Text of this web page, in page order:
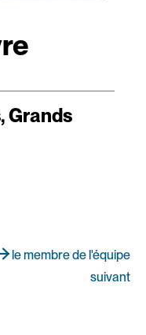
Grands
le membre de l'équipe
suivant